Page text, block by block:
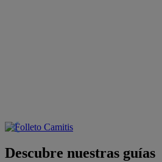
Descubre nuestras guías